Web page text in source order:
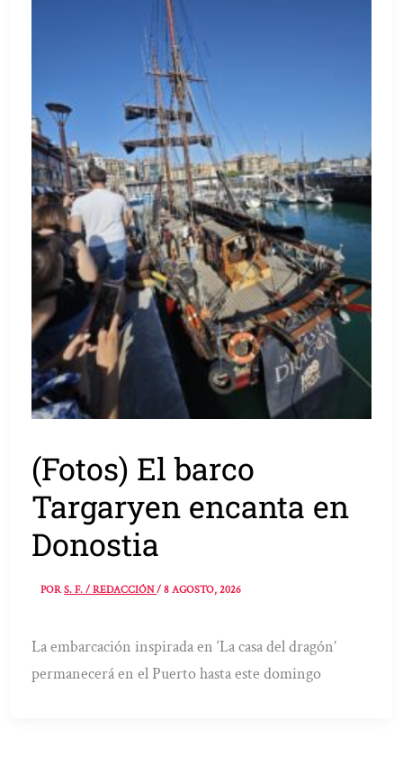
(Fotos) El barco
Targaryen encanta en
Donostia
PORS. F. / REDACCIÓN/8 AGOSTO, 2026
La embarcación inspirada en ‘La casa del dragón’
permanecerá en el Puerto hasta este domingo